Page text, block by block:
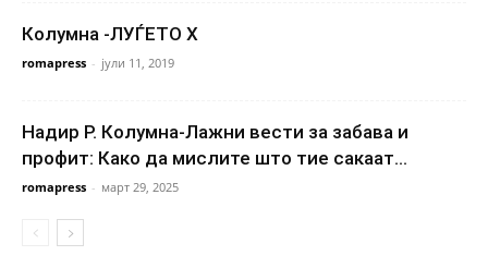
Колумна -ЛУЃЕТО X
romapress - јули 11, 2019
Надир Р. Колумна-Лажни вести за забава и
профит: Како да мислите што тие сакаат...
romapress - март 29, 2025